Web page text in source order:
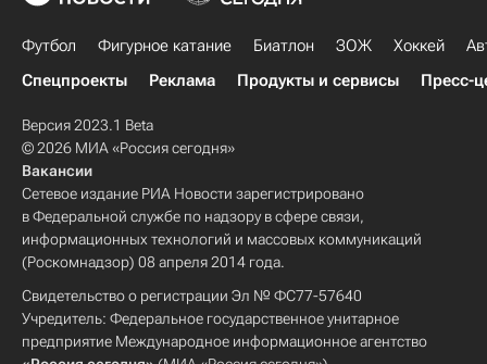
Футбол Фигурное катание Биатлон ЗОЖ Хоккей
Спецпроекты
Реклама Продукты и сервисы Пресс-
Версия 2023.1 Beta
© 2026 МИА «Россия сегодня»
Вакансии
Сетевое издание РИА Новости зарегистрировано
в Федеральной службе по надзору в сфере связи,
информационных технологий и массовых коммуникаций
(Роскомнадзор) 08 апреля 2014 года.
Свидетельство о регистрации Эл № ФС77-57640
Учредитель: Федеральное государственное унитарное
предприятие Международное информационное агентство